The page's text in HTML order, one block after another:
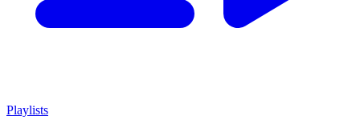
Playlists